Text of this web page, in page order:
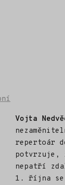
Vojta
repertoár
potvrzuje,
nepatří
1. října se